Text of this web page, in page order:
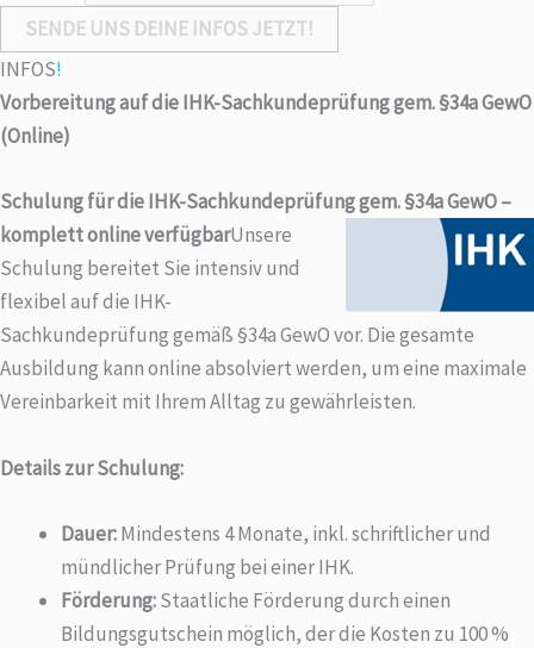
t
t
e
i
l
n
?
w
i
l
l
s
SENDE UNS DEINE INFOS JETZT!
INFOS!
Vorbereitung auf die IHK-Sachkundeprüfung gem. §34a GewO
(Online)
Schulung für die IHK-Sachkundeprüfung gem. §34a GewO –
komplett online verfügbarUnsere
Schulung bereitet Sie intensiv und
flexibel auf die IHK-
Sachkundeprüfung gemäß §34a GewO vor. Die gesamte
Ausbildung kann online absolviert werden, um eine maximale
Vereinbarkeit mit Ihrem Alltag zu gewährleisten.
Details zur Schulung:
Dauer:Mindestens 4 Monate, inkl. schriftlicher und
mündlicher Prüfung bei einer IHK.
Förderung:Staatliche Förderung durch einen
Bildungsgutschein möglich, der die Kosten zu 100 %